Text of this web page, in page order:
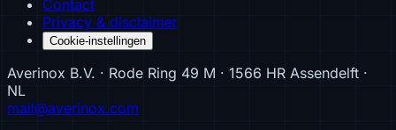
Contact
Privacy & disclaimer
Cookie-instellingen
Averinox B.V. · Rode Ring 49 M · 1566 HR Assendelft ·
NL
mail@averinox.com